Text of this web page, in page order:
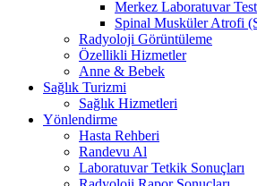
Merkez Laboratuvar
Spinal Musküler Atrofi
Radyoloji Görüntüleme
Özellikli Hizmetler
Anne & Bebek
Sağlık Turizmi
Sağlık Hizmetleri
Yönlendirme
Hasta Rehberi
Randevu Al
Laboratuvar Tetkik Sonuçları